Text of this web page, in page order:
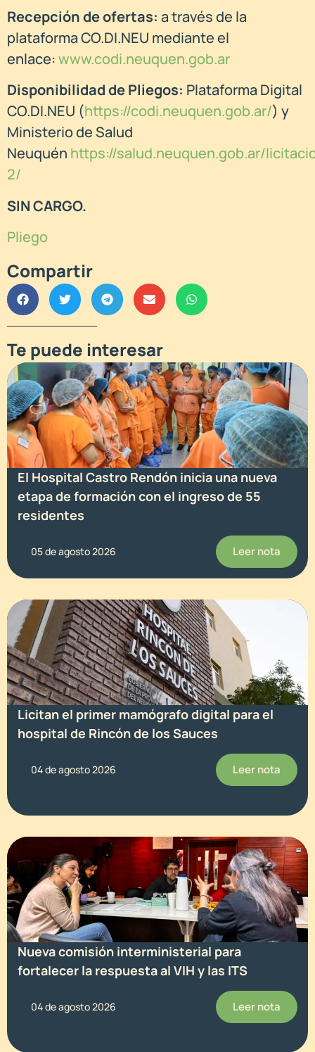
Recepción de ofertas: a través de la
plataforma CO.DI.NEU mediante el
enlace:www.codi.neuquen.gob.ar
Disponibilidad de Pliegos: Plataforma Digital
CO.DI.NEU (https://codi.neuquen.gob.ar/) y
Ministerio de Salud
Neuquén https://salud.neuquen.gob.ar/
2/
SIN CARGO.
Pliego
Compartir
Te puede interesar
El Hospital Castro Rendón inicia una nueva
etapa de formación con el ingreso de 55
residentes
05 de agosto 2026 Leer nota
Licitan el primer mamógrafo digital para el
hospital de Rincón de los Sauces
04 de agosto 2026 Leer nota
Nueva comisión interministerial para
fortalecer la respuesta al VIH y las ITS
04 de agosto 2026 Leer nota